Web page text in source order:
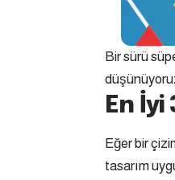
Bir sürü
En
Eğer bir
tasarım